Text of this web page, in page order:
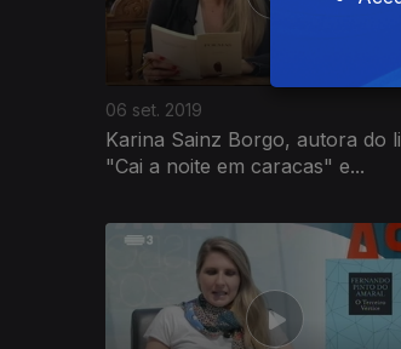
06 set. 2019
Karina Sainz Borgo, autora do
"Cai a noite em caracas" e...
419430